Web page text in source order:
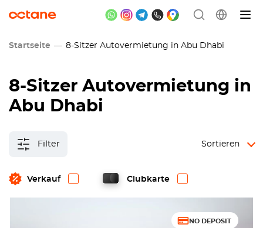
Startseite 8-Sitzer Autovermietung in Abu Dhabi
8-Sitzer Autovermietung in
Abu Dhabi
Filter
Verkauf Clubkarte
Sortieren
NO DEPOSIT